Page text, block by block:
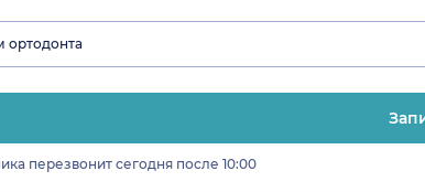
ортодонта
перезвонит сегодня после 10:00